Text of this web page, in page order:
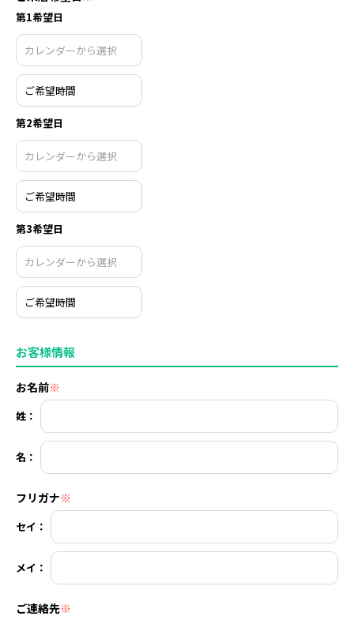
第1希望日
第2希望日
第3希望日
お客様情報
お名前※
姓：
名：
フリガナ※
セイ：
メイ：
ご連絡先※